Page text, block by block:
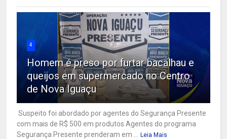
4
Homem é preso por furtar bacalhau e
queijos em supermercado no Centro
de Nova Iguaçu
Suspeito foi abordado por agentes do Segurança Presente
com mais de R$ 500 em produtos Agentes do programa
Segurança Presente prenderam em ...
Leia Mais